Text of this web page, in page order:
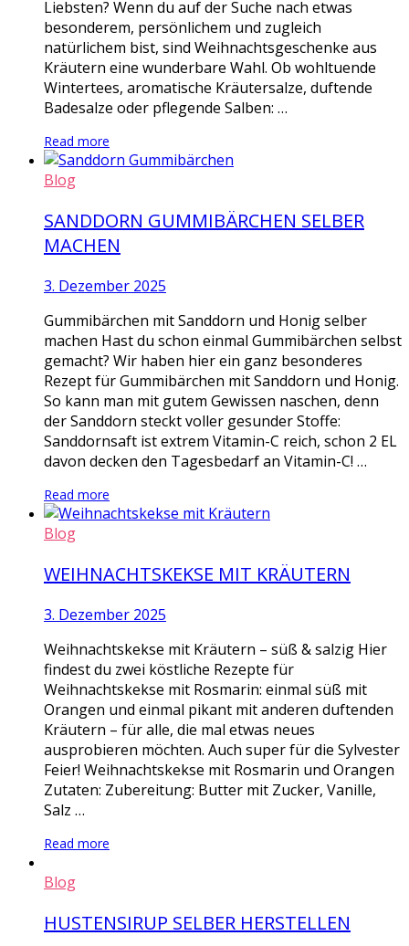
Liebsten? Wenn du auf der Suche nach etwas
besonderem, persönlichem und zugleich
natürlichem bist, sind Weihnachtsgeschenke aus
Kräutern eine wunderbare Wahl. Ob wohltuende
Wintertees, aromatische Kräutersalze, duftende
Badesalze oder pflegende Salben: …
Read more
Blog
SANDDORN GUMMIBÄRCHEN SELBER
MACHEN
3. Dezember 2025
Gummibärchen mit Sanddorn und Honig selber
machen Hast du schon einmal Gummibärchen selbst
gemacht? Wir haben hier ein ganz besonderes
Rezept für Gummibärchen mit Sanddorn und Honig.
So kann man mit gutem Gewissen naschen, denn
der Sanddorn steckt voller gesunder Stoffe:
Sanddornsaft ist extrem Vitamin-C reich, schon 2 EL
davon decken den Tagesbedarf an Vitamin-C! …
Read more
Blog
WEIHNACHTSKEKSE MIT KRÄUTERN
3. Dezember 2025
Weihnachtskekse mit Kräutern – süß & salzig Hier
findest du zwei köstliche Rezepte für
Weihnachtskekse mit Rosmarin: einmal süß mit
Orangen und einmal pikant mit anderen duftenden
Kräutern – für alle, die mal etwas neues
ausprobieren möchten. Auch super für die Sylvester
Feier! Weihnachtskekse mit Rosmarin und Orangen
Zutaten: Zubereitung: Butter mit Zucker, Vanille,
Salz …
Read more
Blog
HUSTENSIRUP SELBER HERSTELLEN